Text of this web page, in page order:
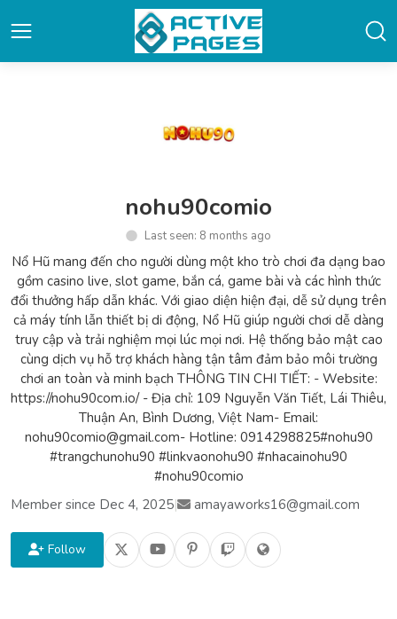
nohu90comio
Last seen: 8 months ago
Nổ Hũ mang đến cho người dùng một kho trò chơi đa dạng bao
gồm casino live, slot game, bắn cá, game bài và các hình thức
đổi thưởng hấp dẫn khác. Với giao diện hiện đại, dễ sử dụng trên
cả máy tính lẫn thiết bị di động, Nổ Hũ giúp người chơi dễ dàng
truy cập và trải nghiệm mọi lúc mọi nơi. Hệ thống bảo mật cao
cùng dịch vụ hỗ trợ khách hàng tận tâm đảm bảo môi trường
chơi an toàn và minh bạch THÔNG TIN CHI TIẾT: - Website:
https://nohu90com.io/ - Địa chỉ: 109 Nguyễn Văn Tiết, Lái Thiêu,
Thuận An, Bình Dương, Việt Nam- Email:
nohu90comio@gmail.com- Hotline: 0914298825#nohu90
#trangchunohu90 #linkvaonohu90 #nhacainohu90
#nohu90comio
Member since Dec 4, 2025| amayaworks16@gmail.com
Follow